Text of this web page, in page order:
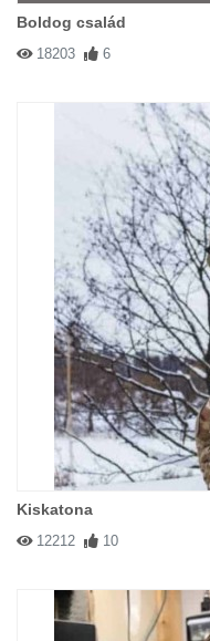
Boldog család
18203 6
Kiskatona
12212 10